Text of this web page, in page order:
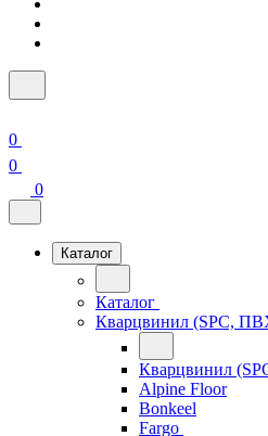
0
0
0
Каталог
Каталог
Кварцвинил (SPC,
Кварцвинил
Alpine Floor
Bonkeel
Fargo